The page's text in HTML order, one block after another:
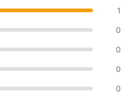
1
0
0
0
0